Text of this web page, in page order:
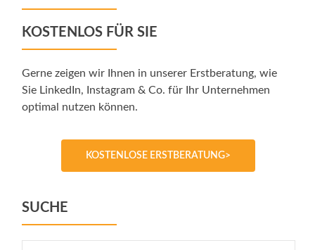
KOSTENLOS FÜR SIE
Gerne zeigen wir Ihnen in unserer Erstberatung, wie
Sie LinkedIn, Instagram & Co. für Ihr Unternehmen
optimal nutzen können.
KOSTENLOSE ERSTBERATUNG>
SUCHE